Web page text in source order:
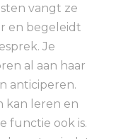
vangt ze
en begeleidt
Je
al aan haar
anticiperen.
kan leren en
functie ook is.